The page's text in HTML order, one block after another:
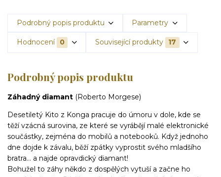
Podrobný popis produktu Parametry
Hodnocení 0 Související produkty 17
Podrobný popis produktu
Záhadný diamant (Roberto Morgese)
Desetiletý Kito z Konga pracuje do úmoru v dole, kde se
těží vzácná surovina, ze které se vyrábějí malé elektronické
součástky, zejména do mobilů a notebooků. Když jednoho
dne dojde k závalu, běží zpátky vyprostit svého mladšího
bratra… a najde opravdický diamant!
Bohužel to záhy někdo z dospělých vytuší a začne ho